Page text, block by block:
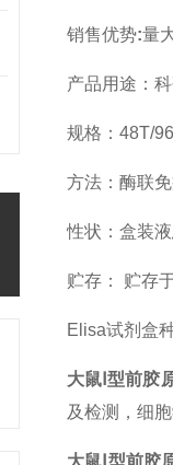
销售优势:量
产品用途：
规格：48T/
方法：酶联
性状：盒装
贮存： 贮存
Elisa试剂盒
大鼠Ⅰ型前胶
及检测，细
大鼠Ⅰ型前胶